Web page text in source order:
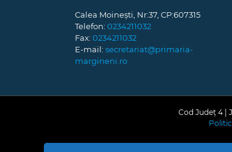
Calea Moinești, Nr:37, CP:607315
Telefon: 0234211032
Fax: 0234211032
E-mail: secretariat@primaria-
margineni.ro
Cod Județ 4 |